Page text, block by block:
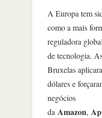
A Europa tem
como a mais
reguladora
de tecnologia.
Bruxelas
dólares e
negócios
da Amazon,